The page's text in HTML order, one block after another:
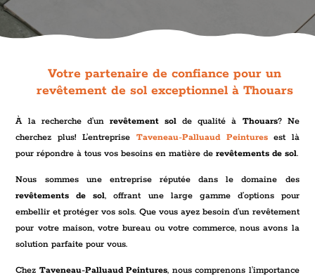
Votre partenaire de confiance pour un
revêtement de sol exceptionnel à Thouars
À la recherche d’un revêtement sol de qualité à Thouars? Ne
cherchez plus! L’entreprise Taveneau-Palluaud Peinturesest là
pour répondre à tous vos besoins en matière derevêtements de sol.
Nous sommes une entreprise réputée dans le domaine des
revêtements de sol, offrant une large gamme d’options pour
embellir et protéger vos sols. Que vous ayez besoin d’un revêtement
pour votre maison, votre bureau ou votre commerce, nous avons la
solution parfaite pour vous.
Chez Taveneau-Palluaud Peintures, nous comprenons l’importance